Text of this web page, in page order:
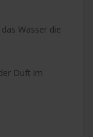
Wasser die
Duft im